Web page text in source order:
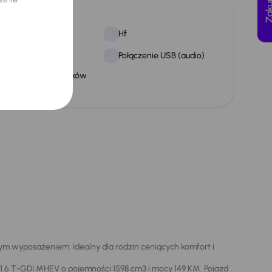
Hf
Połączenie USB (audio)
znaków
wyposażeniem. Idealny dla rodzin ceniących komfort i
GDI MHEV o pojemności 1598 cm3 i mocy 149 KM. Pojazd